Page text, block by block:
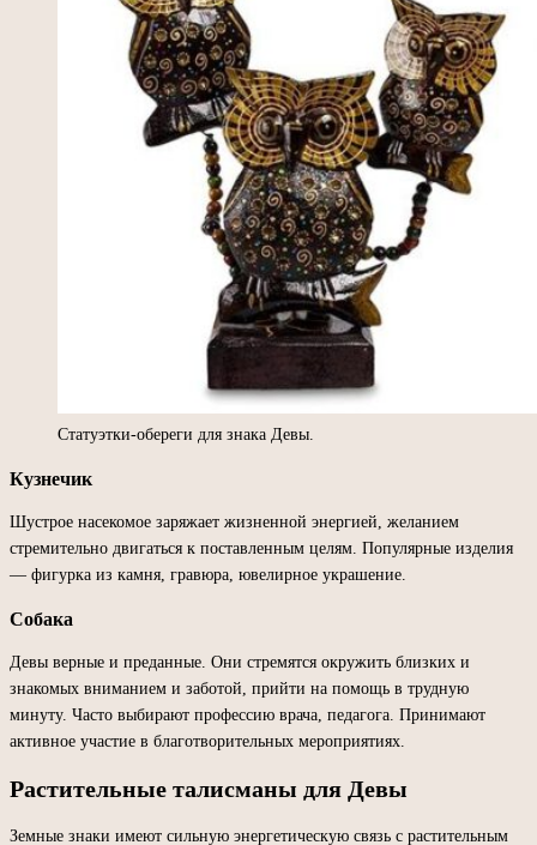
Статуэтки-обереги для знака Девы.
Кузнечик
Шустрое насекомое заряжает жизненной энергией, желанием
стремительно двигаться к поставленным целям. Популярные изделия
— фигурка из камня, гравюра, ювелирное украшение.
Собака
Девы верные и преданные. Они стремятся окружить близких и
знакомых вниманием и заботой, прийти на помощь в трудную
минуту. Часто выбирают профессию врача, педагога. Принимают
активное участие в благотворительных мероприятиях.
Растительные талисманы для Девы
Земные знаки имеют сильную энергетическую связь с растительным